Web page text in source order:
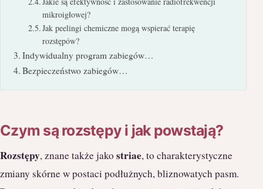
mikroigłowej?
Jak peelingi chemiczne mogą wspierać terapię
rozstępów?
Indywidualny program zabiegów…
Bezpieczeństwo zabiegów…
Czym są rozstępy i jak powstają?
Rozstępy, znane także jako striae, to charakterystyczne
zmiany skórne w postaci podłużnych, bliznowatych pasm.